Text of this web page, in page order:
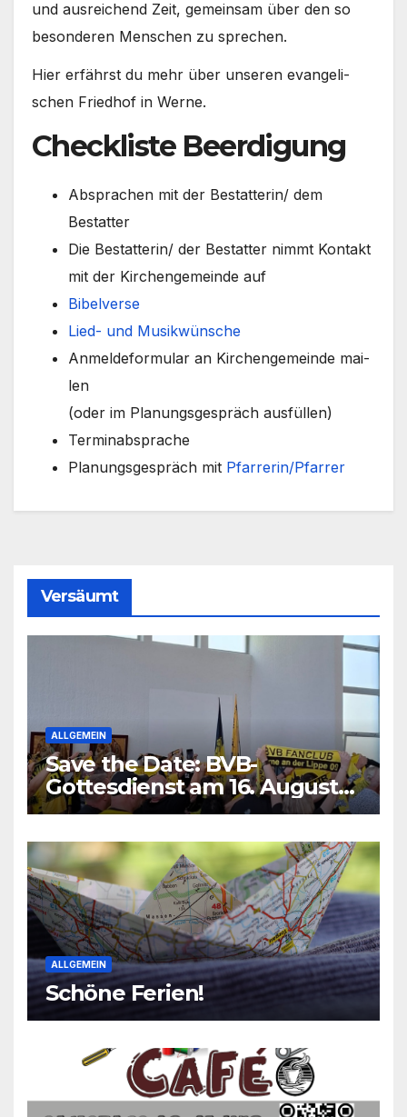
und aus­rei­chend Zeit, gemein­sam über den so
beson­de­ren Men­schen zu spre­chen.
Hier erfährst du mehr über unse­ren evan­ge­li­
schen Fried­hof in Wer­ne.
Checkliste Beerdigung
Abspra­chen mit der Bestatterin/ dem
Bestat­ter
Die Bestatterin/ der Bestat­ter nimmt Kon­takt
mit der Kir­chen­ge­mein­de auf
Bibel­ver­se
Lied- und Musik­wün­sche
Anmel­de­for­mu­lar an Kir­chen­ge­mein­de mai­
len
(oder im Pla­nungs­ge­spräch aus­fül­len)
Ter­min­ab­spra­che
Pla­nungs­ge­spräch mit Pfarrerin/Pfarrer
Versäumt
ALLGEMEIN
Save the Date: BVB-
Gottesdienst am 16. August
2026
ALLGEMEIN
Schöne Ferien!